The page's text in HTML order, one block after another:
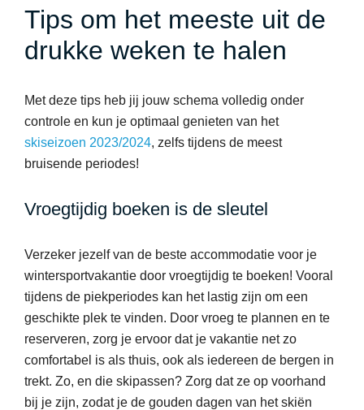
Tips om het meeste uit de
drukke weken te halen
Met deze tips heb jij jouw schema volledig onder
controle en kun je optimaal genieten van het
skiseizoen 2023/2024, zelfs tijdens de meest
bruisende periodes!
Vroegtijdig boeken is de sleutel
Verzeker jezelf van de beste accommodatie voor je
wintersportvakantie door vroegtijdig te boeken! Vooral
tijdens de piekperiodes kan het lastig zijn om een
geschikte plek te vinden. Door vroeg te plannen en te
reserveren, zorg je ervoor dat je vakantie net zo
comfortabel is als thuis, ook als iedereen de bergen in
trekt. Zo, en die skipassen? Zorg dat ze op voorhand
bij je zijn, zodat je de gouden dagen van het skiën